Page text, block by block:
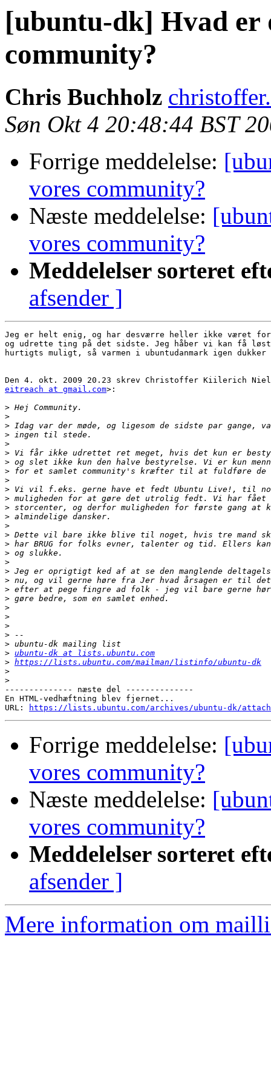
[ubuntu-dk] Hvad er
community?
Chris Buchholz
Søn Okt 4 20:48:44 BST
Forrige meddelelse:
vores community?
Næste meddelelse:
vores community?
Meddelelser sorteret
afsender ]
Jeg er helt enig, og har desværre heller ikke været
og udrette ting på det sidste. Jeg håber vi kan få løst
hurtigts muligt, så varmen i ubuntudanmark igen dukker
eitreach at gmail.com>:
>
>
>
>
>
>
>
>
>
>
>
>
>
>
>
>
>
>
>
>
>
>
>
>
>
>
>
> ubuntu-dk at lists.ubuntu.com
> https://lists.ubuntu.com/mailman/listinfo/ubuntu-dk
>
>
-------------- næste del --------------
En HTML-vedhæftning blev fjernet...
URL:
https://lists.ubuntu.com/archives/ubuntu-dk/
Forrige meddelelse:
vores community?
Næste meddelelse:
vores community?
Meddelelser sorteret
afsender ]
Mere information om